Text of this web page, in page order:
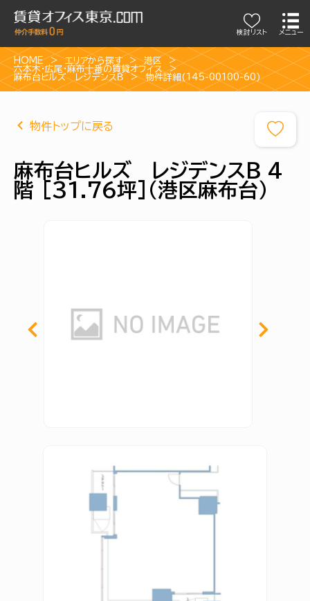
検討リスト メニュー
HOME エリアから探す
港区
六本木・広尾・麻布十番の賃貸オフィス
麻布台ヒルズ レジデンスＢ
物件詳細(145-00100-60)
物件トップに戻る
麻布台ヒルズ レジデンスＢ 4
階 [31.76坪]（港区麻布台）